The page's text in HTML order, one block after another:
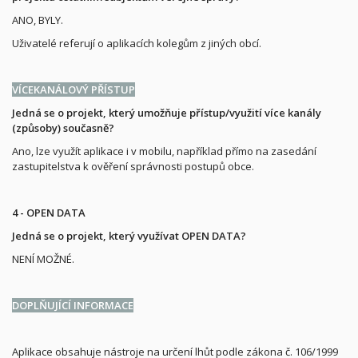
ANO, BYLY.
Uživatelé referují o aplikacích kolegům z jiných obcí.
VÍCEKANÁLOVÝ PŘÍSTUP
Jedná se o projekt, který umožňuje přístup/využití více kanály
(způsoby) současně?
Ano, lze využít aplikace i v mobilu, například přímo na zasedání
zastupitelstva k ověření správnosti postupů obce.
4 - OPEN DATA
Jedná se o projekt, který využívat OPEN DATA?
NENÍ MOŽNÉ.
DOPLŇUJÍCÍ INFORMACE
Aplikace obsahuje nástroje na určení lhůt podle zákona č. 106/1999